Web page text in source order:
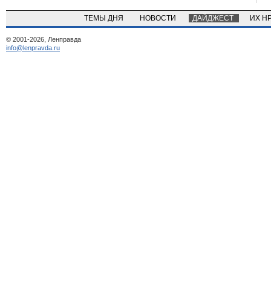
ТЕМЫ ДНЯ НОВОСТИ ДАЙДЖЕСТ ИХ
© 2001-2026, Ленправда
info@lenpravda.ru